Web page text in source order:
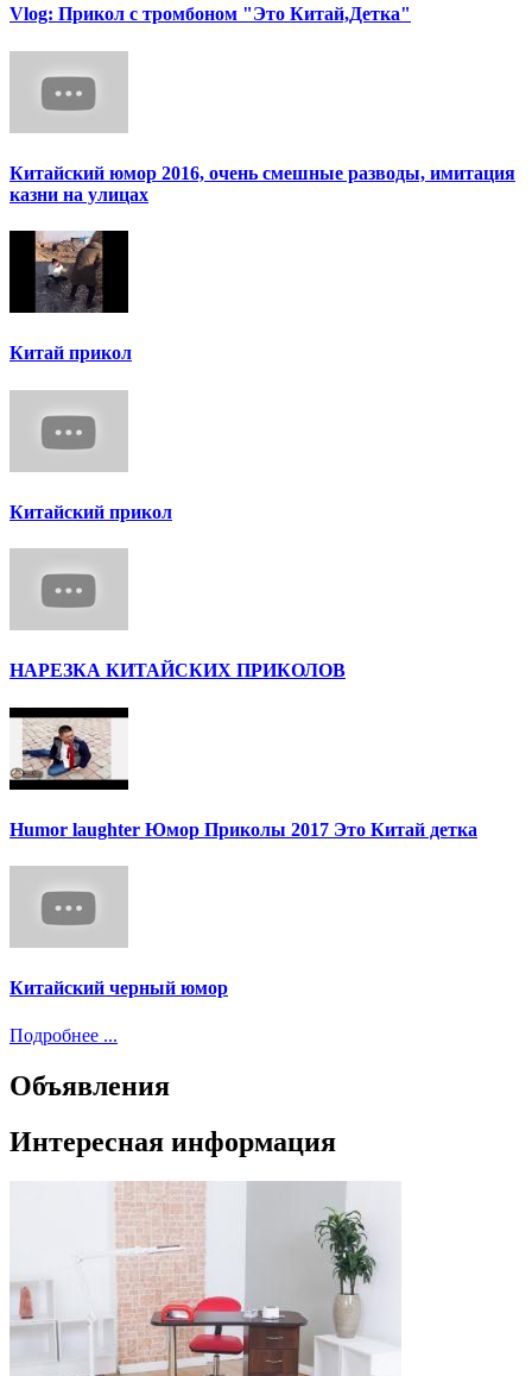
Vlog: Прикол с тромбоном "Это Китай,Детка"
Китайский юмор 2016, очень смешные разводы, имитация
казни на улицах
Китай прикол
Китайский прикол
НАРЕЗКА КИТАЙСКИХ ПРИКОЛОВ
Humor laughter Юмор Приколы 2017 Это Китай детка
Китайский черный юмор
Подробнее ...
Объявления
Интересная информация